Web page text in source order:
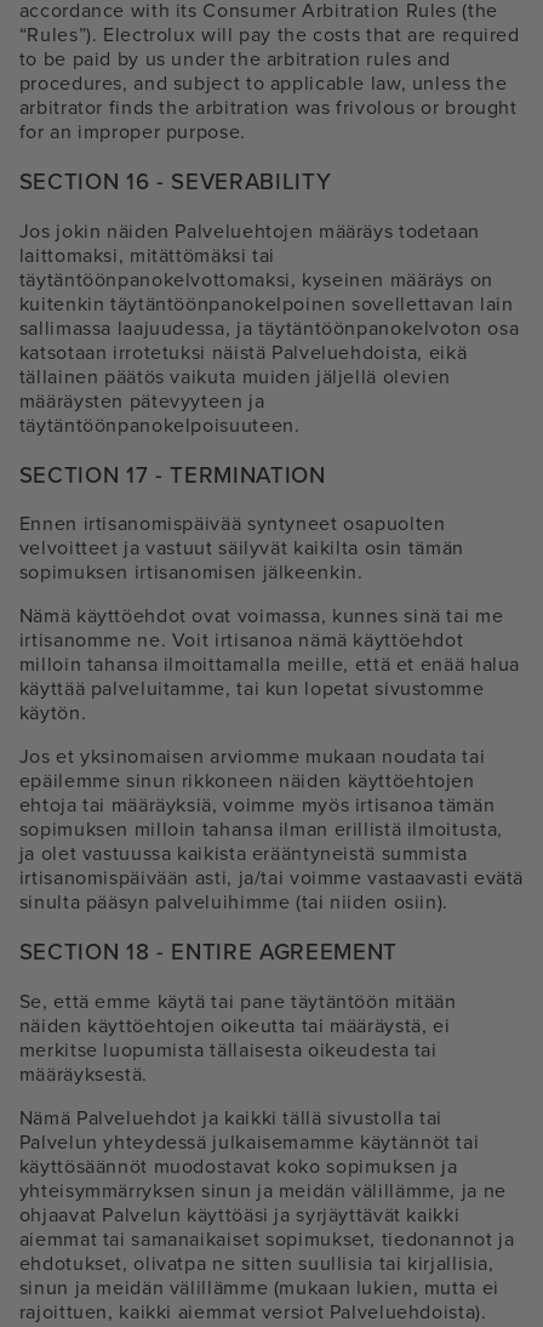
accordance with its Consumer Arbitration Rules (the
“Rules”). Electrolux will pay the costs that are required
to be paid by us under the arbitration rules and
procedures, and subject to applicable law, unless the
arbitrator finds the arbitration was frivolous or brought
for an improper purpose.
SECTION 16 - SEVERABILITY
Jos jokin näiden Palveluehtojen määräys todetaan
laittomaksi, mitättömäksi tai
täytäntöönpanokelvottomaksi, kyseinen määräys on
kuitenkin täytäntöönpanokelpoinen sovellettavan lain
sallimassa laajuudessa, ja täytäntöönpanokelvoton osa
katsotaan irrotetuksi näistä Palveluehdoista, eikä
tällainen päätös vaikuta muiden jäljellä olevien
määräysten pätevyyteen ja
täytäntöönpanokelpoisuuteen.
SECTION 17 - TERMINATION
Ennen irtisanomispäivää syntyneet osapuolten
velvoitteet ja vastuut säilyvät kaikilta osin tämän
sopimuksen irtisanomisen jälkeenkin.
Nämä käyttöehdot ovat voimassa, kunnes sinä tai me
irtisanomme ne. Voit irtisanoa nämä käyttöehdot
milloin tahansa ilmoittamalla meille, että et enää halua
käyttää palveluitamme, tai kun lopetat sivustomme
käytön.
Jos et yksinomaisen arviomme mukaan noudata tai
epäilemme sinun rikkoneen näiden käyttöehtojen
ehtoja tai määräyksiä, voimme myös irtisanoa tämän
sopimuksen milloin tahansa ilman erillistä ilmoitusta,
ja olet vastuussa kaikista erääntyneistä summista
irtisanomispäivään asti, ja/tai voimme vastaavasti evätä
sinulta pääsyn palveluihimme (tai niiden osiin).
SECTION 18 - ENTIRE AGREEMENT
Se, että emme käytä tai pane täytäntöön mitään
näiden käyttöehtojen oikeutta tai määräystä, ei
merkitse luopumista tällaisesta oikeudesta tai
määräyksestä.
Nämä Palveluehdot ja kaikki tällä sivustolla tai
Palvelun yhteydessä julkaisemamme käytännöt tai
käyttösäännöt muodostavat koko sopimuksen ja
yhteisymmärryksen sinun ja meidän välillämme, ja ne
ohjaavat Palvelun käyttöäsi ja syrjäyttävät kaikki
aiemmat tai samanaikaiset sopimukset, tiedonannot ja
ehdotukset, olivatpa ne sitten suullisia tai kirjallisia,
sinun ja meidän välillämme (mukaan lukien, mutta ei
rajoittuen, kaikki aiemmat versiot Palveluehdoista).